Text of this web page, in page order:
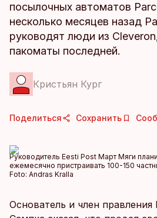
посылочных автоматов
несколько месяцев назад
руководят люди из
пакоматы последней.
Кристьян Кург
Поделиться Сохранить
Руководитель Eesti Post Март Мяги
ежемесячно пристраивать 100-150
Foto: Andras Kralla
Основатель и член правления